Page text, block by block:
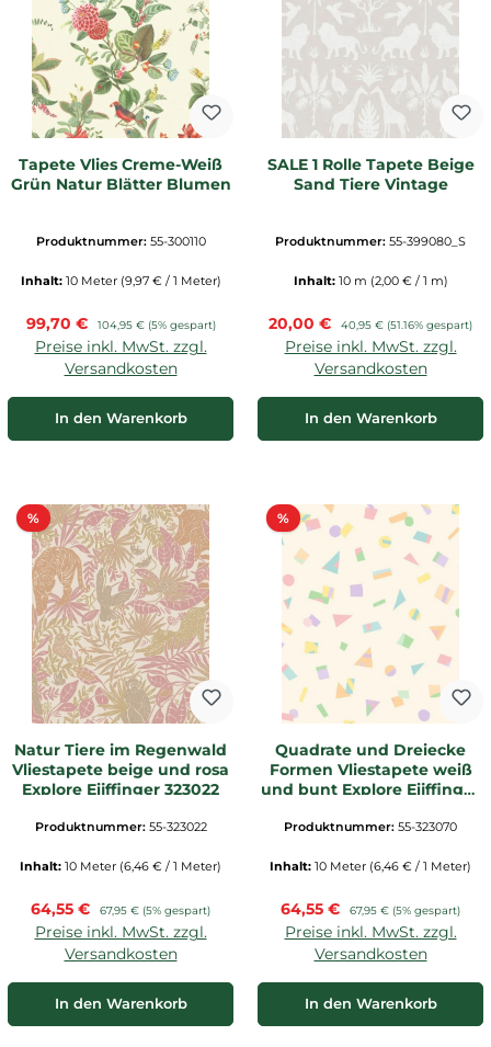
Tapete Vlies Creme-Weiß
Grün Natur Blätter Blumen
Produktnummer: 55-300110
Inhalt: 10 Meter (9,97 € / 1 Meter)
Verkaufspreis:
99,70 € Regulärer Preis:
104,95 € (5% gespart)
Preise inkl. MwSt. zzgl.
Versandkosten
In den Warenkorb
SALE 1 Rolle Tapete Beige
Sand Tiere Vintage
Produktnummer: 55-399080_S
Inhalt: 10 m (2,00 € / 1 m)
Verkaufspreis:
20,00 € Regulärer Preis:
40,95 € (51.16% gespart)
Preise inkl. MwSt. zzgl.
Versandkosten
In den Warenkorb
%Rabatt
Natur Tiere im Regenwald
Vliestapete beige und rosa
Explore Eijffinger 323022
Produktnummer: 55-323022
Inhalt: 10 Meter (6,46 € / 1 Meter)
Verkaufspreis:
64,55 € Regulärer Preis:
67,95 € (5% gespart)
Preise inkl. MwSt. zzgl.
Versandkosten
In den Warenkorb
%Rabatt
Quadrate und Dreiecke
Formen Vliestapete weiß
und bunt Explore Eijffinger
Produktnummer: 55-323070
Inhalt: 10 Meter (6,46 € / 1 Meter)
Verkaufspreis:
64,55 € Regulärer Preis:
67,95 € (5% gespart)
Preise inkl. MwSt. zzgl.
Versandkosten
In den Warenkorb